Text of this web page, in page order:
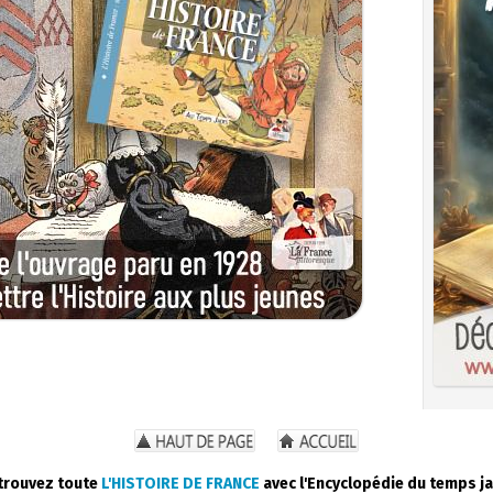
toute L'HISTOIRE DE FRANCE avec l'Encyclopédie du temps